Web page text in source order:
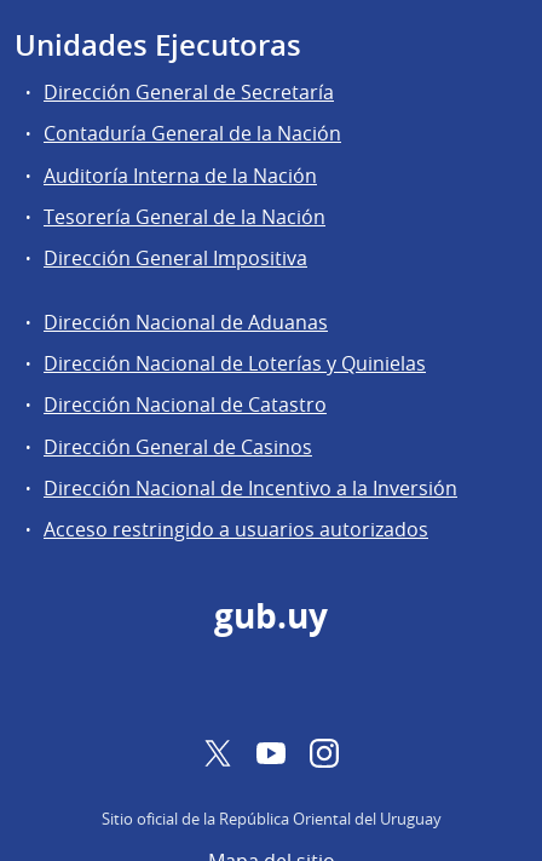
Unidades Ejecutoras
Dirección General de Secretaría
Contaduría General de la Nación
Auditoría Interna de la Nación
Tesorería General de la Nación
Dirección General Impositiva
Áreas
de
la
Dirección
General
de
Secretaría
Dirección Nacional de Aduanas
Dirección Nacional de Loterías y Quinielas
Dirección Nacional de Catastro
Dirección General de Casinos
Dirección Nacional de Incentivo a la Inversión
Acceso restringido a usuarios autorizados
gub.uy
TwitterYouTubeInstagram
Sitio oficial de la República Oriental del Uruguay